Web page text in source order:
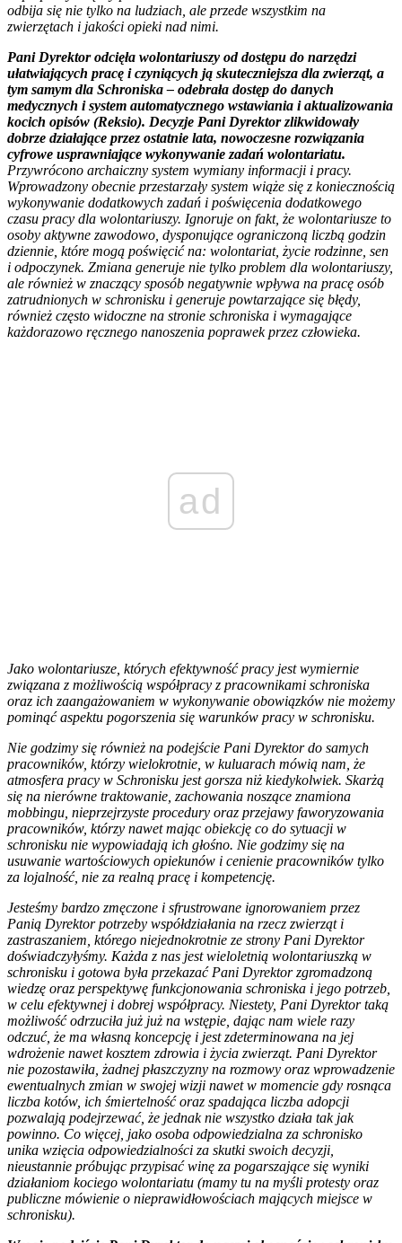
odbija się nie tylko na ludziach, ale przede wszystkim na
zwierzętach i jakości opieki nad nimi.
Pani Dyrektor odcięła wolontariuszy od dostępu do narzędzi
ułatwiających pracę i czyniących ją skuteczniejsza dla zwierząt, a
tym samym dla Schroniska – odebrała dostęp do danych
medycznych i system automatycznego wstawiania i aktualizowania
kocich opisów (Reksio). Decyzje Pani Dyrektor zlikwidowały
dobrze działające przez ostatnie lata, nowoczesne rozwiązania
cyfrowe usprawniające wykonywanie zadań wolontariatu.
Przywrócono archaiczny system wymiany informacji i pracy.
Wprowadzony obecnie przestarzały system wiąże się z koniecznością
wykonywanie dodatkowych zadań i poświęcenia dodatkowego
czasu pracy dla wolontariuszy. Ignoruje on fakt, że wolontariusze to
osoby aktywne zawodowo, dysponujące ograniczoną liczbą godzin
dziennie, które mogą poświęcić na: wolontariat, życie rodzinne, sen
i odpoczynek. Zmiana generuje nie tylko problem dla wolontariuszy,
ale również w znaczący sposób negatywnie wpływa na pracę osób
zatrudnionych w schronisku i generuje powtarzające się błędy,
również często widoczne na stronie schroniska i wymagające
każdorazowo ręcznego nanoszenia poprawek przez człowieka.
ad
Jako wolontariusze, których efektywność pracy jest wymiernie
związana z możliwością współpracy z pracownikami schroniska
oraz ich zaangażowaniem w wykonywanie obowiązków nie możemy
pominąć aspektu pogorszenia się warunków pracy w schronisku.
Nie godzimy się również na podejście Pani Dyrektor do samych
pracowników, którzy wielokrotnie, w kuluarach mówią nam, że
atmosfera pracy w Schronisku jest gorsza niż kiedykolwiek. Skarżą
się na nierówne traktowanie, zachowania noszące znamiona
mobbingu, nieprzejrzyste procedury oraz przejawy faworyzowania
pracowników, którzy nawet mając obiekcję co do sytuacji w
schronisku nie wypowiadają ich głośno. Nie godzimy się na
usuwanie wartościowych opiekunów i cenienie pracowników tylko
za lojalność, nie za realną pracę i kompetencję.
Jesteśmy bardzo zmęczone i sfrustrowane ignorowaniem przez
Panią Dyrektor potrzeby współdziałania na rzecz zwierząt i
zastraszaniem, którego niejednokrotnie ze strony Pani Dyrektor
doświadczyłyśmy. Każda z nas jest wieloletnią wolontariuszką w
schronisku i gotowa była przekazać Pani Dyrektor zgromadzoną
wiedzę oraz perspektywę funkcjonowania schroniska i jego potrzeb,
w celu efektywnej i dobrej współpracy. Niestety, Pani Dyrektor taką
możliwość odrzuciła już już na wstępie, dając nam wiele razy
odczuć, że ma własną koncepcję i jest zdeterminowana na jej
wdrożenie nawet kosztem zdrowia i życia zwierząt. Pani Dyrektor
nie pozostawiła, żadnej płaszczyzny na rozmowy oraz wprowadzenie
ewentualnych zmian w swojej wizji nawet w momencie gdy rosnąca
liczba kotów, ich śmiertelność oraz spadająca liczba adopcji
pozwalają podejrzewać, że jednak nie wszystko działa tak jak
powinno. Co więcej, jako osoba odpowiedzialna za schronisko
unika wzięcia odpowiedzialności za skutki swoich decyzji,
nieustannie próbując przypisać winę za pogarszające się wyniki
działaniom kociego wolontariatu (mamy tu na myśli protesty oraz
publiczne mówienie o nieprawidłowościach mających miejsce w
schronisku).